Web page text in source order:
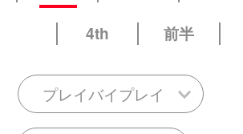
4th
前半
プレイバイプレイ